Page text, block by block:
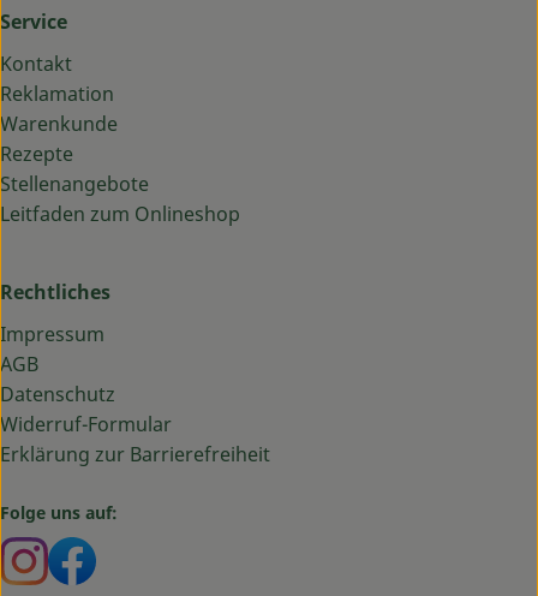
Service
Kontakt
Reklamation
Warenkunde
Rezepte
Stellenangebote
Leitfaden zum Onlineshop
Rechtliches
Impressum
AGB
Datenschutz
Widerruf-Formular
Erklärung zur Barrierefreiheit
Folge uns auf:
Externer Link zu https://www.instagram.com/
Externer Link zu https://www.facebook.com/